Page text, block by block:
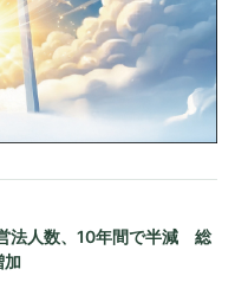
法人数、10年間で半減 総
加